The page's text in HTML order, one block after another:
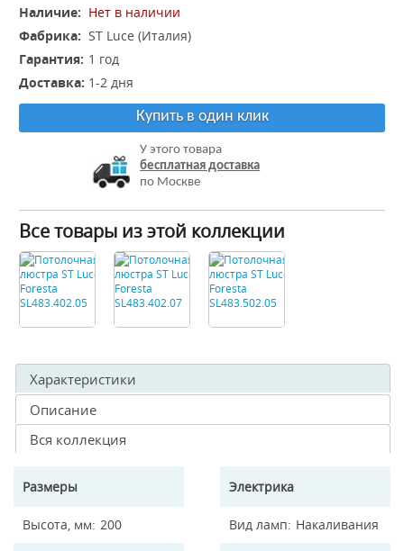
Наличие: Нет в наличии
Фабрика: ST Luce (Италия)
Гарантия: 1 год
Доставка: 1-2 дня
Купить в один клик
У этого товара
бесплатная доставка
по Москве
Все товары из этой коллекции
Характеристики
Описание
Вся коллекция
Размеры
Высота, мм 200
Электрика
Вид ламп Накаливания